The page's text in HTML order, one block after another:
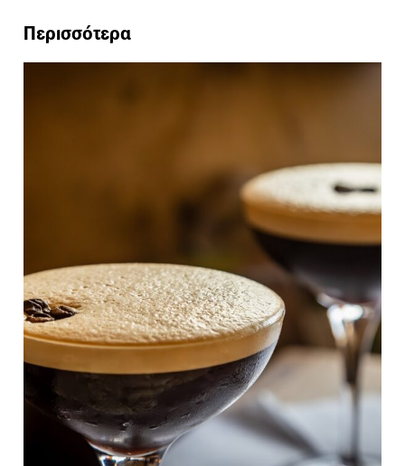
Περισσότερα